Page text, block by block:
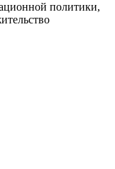
политики,